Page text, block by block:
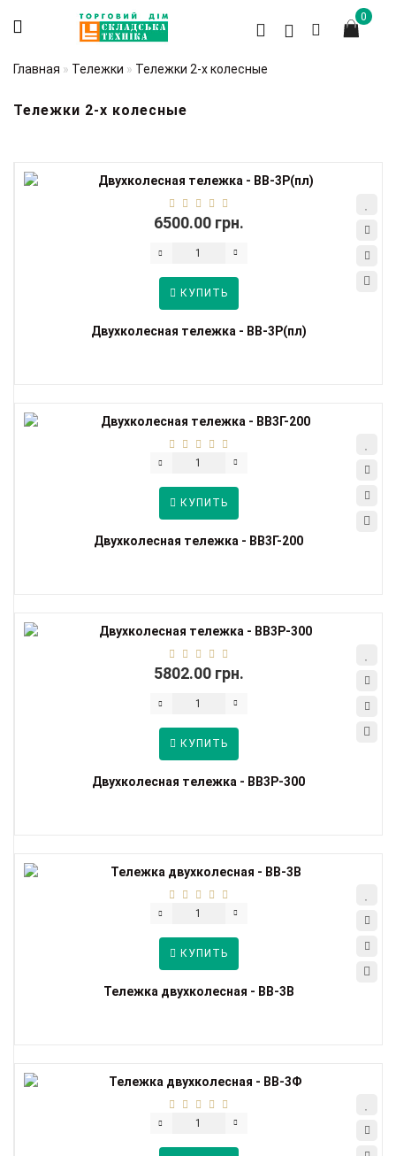
0
Главная Тележки Тележки 2-х колесные
Тележки 2-х колесные
6500.00 грн.
КУПИТЬ
Двухколесная тележка - ВВ-3Р(пл)
КУПИТЬ
Двухколесная тележка - ВВ3Г-200
5802.00 грн.
КУПИТЬ
Двухколесная тележка - ВВ3Р-300
КУПИТЬ
Тележка двухколесная - ВВ-3В